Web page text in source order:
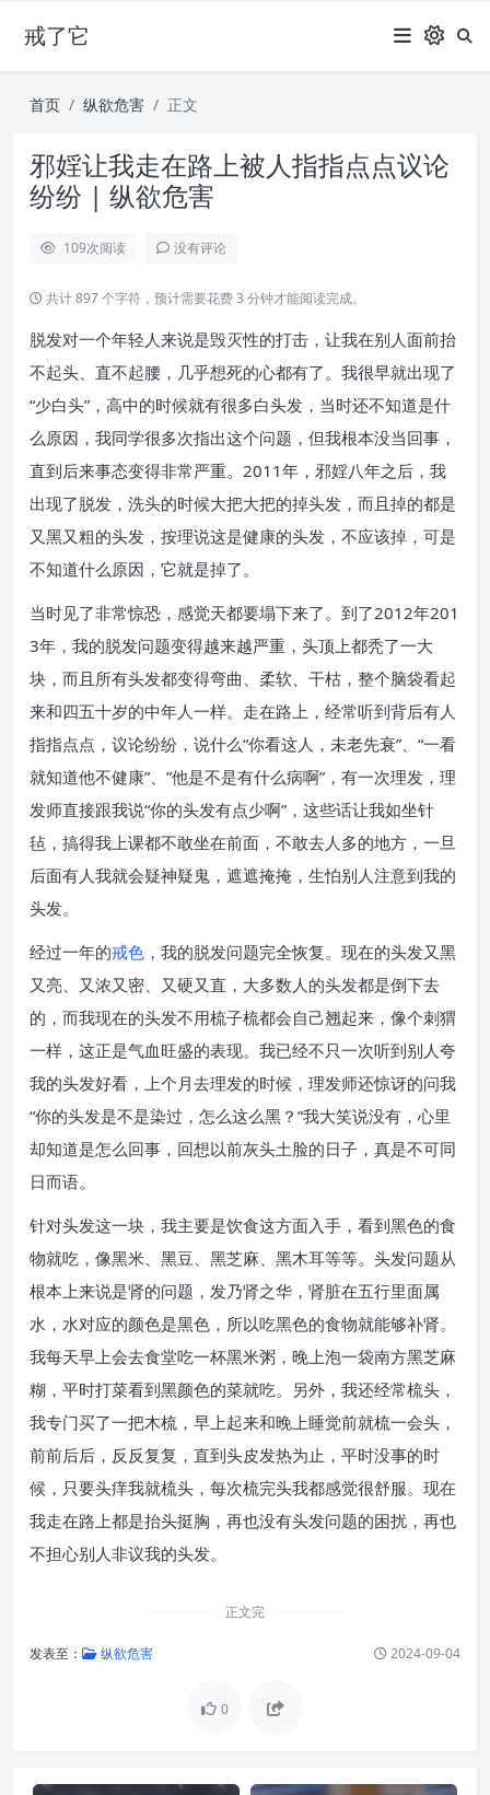
戒了它
首页 纵欲危害 正文
邪婬让我走在路上被人指指点点议论
纷纷 | 纵欲危害
109次阅读 没有评论
共计 897 个字符，预计需要花费 3 分钟才能阅读完成。
脱发对一个年轻人来说是毁灭性的打击，让我在别人面前抬
不起头、直不起腰，几乎想死的心都有了。我很早就出现了
“少白头”，高中的时候就有很多白头发，当时还不知道是什
么原因，我同学很多次指出这个问题，但我根本没当回事，
直到后来事态变得非常严重。2011年，邪婬八年之后，我
出现了脱发，洗头的时候大把大把的掉头发，而且掉的都是
又黑又粗的头发，按理说这是健康的头发，不应该掉，可是
不知道什么原因，它就是掉了。
当时见了非常惊恐，感觉天都要塌下来了。到了2012年201
3年，我的脱发问题变得越来越严重，头顶上都秃了一大
块，而且所有头发都变得弯曲、柔软、干枯，整个脑袋看起
来和四五十岁的中年人一样。走在路上，经常听到背后有人
指指点点，议论纷纷，说什么“你看这人，未老先衰”、“一看
就知道他不健康”、”他是不是有什么病啊”，有一次理发，理
发师直接跟我说“你的头发有点少啊”，这些话让我如坐针
毡，搞得我上课都不敢坐在前面，不敢去人多的地方，一旦
后面有人我就会疑神疑鬼，遮遮掩掩，生怕别人注意到我的
头发。
经过一年的戒色 ，我的脱发问题完全恢复。现在的头发又黑
又亮、又浓又密、又硬又直，大多数人的头发都是倒下去
的，而我现在的头发不用梳子梳都会自己翘起来，像个刺猬
一样，这正是气血旺盛的表现。我已经不只一次听到别人夸
我的头发好看，上个月去理发的时候，理发师还惊讶的问我
“你的头发是不是染过，怎么这么黑？”我大笑说没有，心里
却知道是怎么回事，回想以前灰头土脸的日子，真是不可同
日而语。
针对头发这一块，我主要是饮食这方面入手，看到黑色的食
物就吃，像黑米、黑豆、黑芝麻、黑木耳等等。头发问题从
根本上来说是肾的问题，发乃肾之华，肾脏在五行里面属
水，水对应的颜色是黑色，所以吃黑色的食物就能够补肾。
我每天早上会去食堂吃一杯黑米粥，晚上泡一袋南方黑芝麻
糊，平时打菜看到黑颜色的菜就吃。另外，我还经常梳头，
我专门买了一把木梳，早上起来和晚上睡觉前就梳一会头，
前前后后，反反复复，直到头皮发热为止，平时没事的时
候，只要头痒我就梳头，每次梳完头我都感觉很舒服。现在
我走在路上都是抬头挺胸，再也没有头发问题的困扰，再也
不担心别人非议我的头发。
正文完
发表至： 纵欲危害 2024-09-04
0